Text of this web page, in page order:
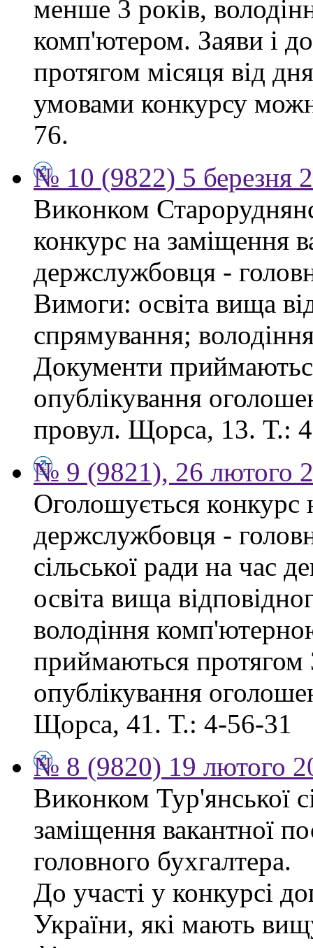
менше 3 років,
комп'ютером. Заяви і
протягом місяця від
умовами конкурсу
76.
№ 10 (9822) 5 березня
Виконком
конкурс на заміщення
держслужбовця -
Вимоги: освіта вища
спрямування;
Документи
опублікування
провул. Щорса, 13. Т.:
№ 9 (9821), 26 лютого
Оголошується конкурс
держслужбовця -
сільської ради на час
освіта вища
володіння
приймаються протягом
опублікування
Щорса, 41. Т.: 4-56-31
№ 8 (9820) 19 лютого
Виконком Тур'янської
заміщення вакантної
головного бухгалтера.
До участі у конкурсі
України, які мають